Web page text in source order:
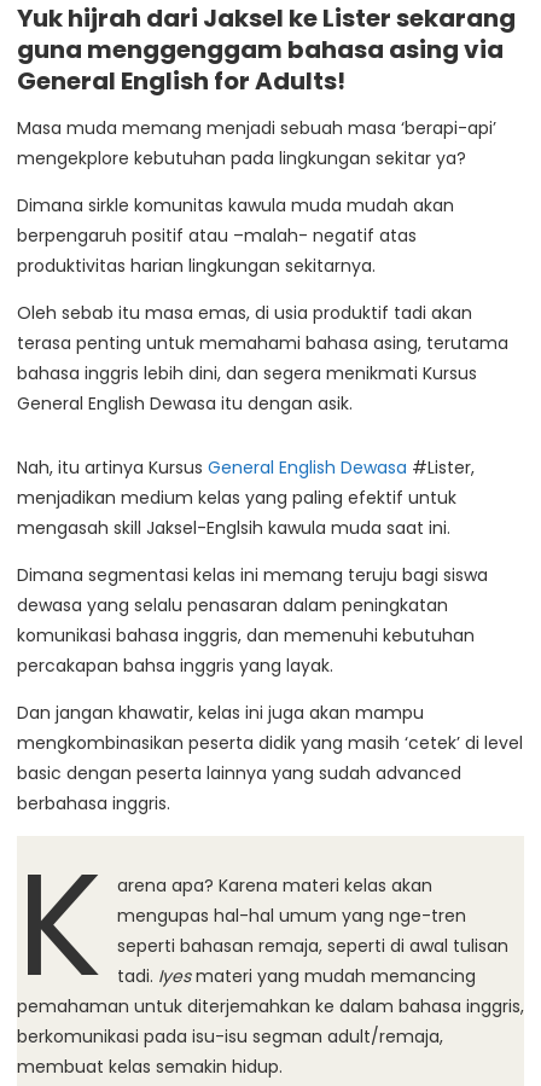
Yuk hijrah dari Jaksel ke Lister sekarang
guna menggenggam bahasa asing via
General English for Adults!
Masa muda memang menjadi sebuah masa ‘berapi-api’
mengekplore kebutuhan pada lingkungan sekitar ya?
Dimana sirkle komunitas kawula muda mudah akan
berpengaruh positif atau –malah- negatif atas
produktivitas harian lingkungan sekitarnya.
Oleh sebab itu masa emas, di usia produktif tadi akan
terasa penting untuk memahami bahasa asing, terutama
bahasa inggris lebih dini, dan segera menikmati Kursus
General English Dewasa itu dengan asik.
Nah, itu artinya Kursus General English Dewasa #Lister,
menjadikan medium kelas yang paling efektif untuk
mengasah skill Jaksel-Englsih kawula muda saat ini.
Dimana segmentasi kelas ini memang teruju bagi siswa
dewasa yang selalu penasaran dalam peningkatan
komunikasi bahasa inggris, dan memenuhi kebutuhan
percakapan bahsa inggris yang layak.
Dan jangan khawatir, kelas ini juga akan mampu
mengkombinasikan peserta didik yang masih ‘cetek’ di level
basic dengan peserta lainnya yang sudah advanced
berbahasa inggris.
K
arena apa? Karena materi kelas akan
mengupas hal-hal umum yang nge-tren
seperti bahasan remaja, seperti di awal tulisan
tadi. Iyesmateri yang mudah memancing
pemahaman untuk diterjemahkan ke dalam bahasa inggris,
berkomunikasi pada isu-isu segman adult/remaja,
membuat kelas semakin hidup.